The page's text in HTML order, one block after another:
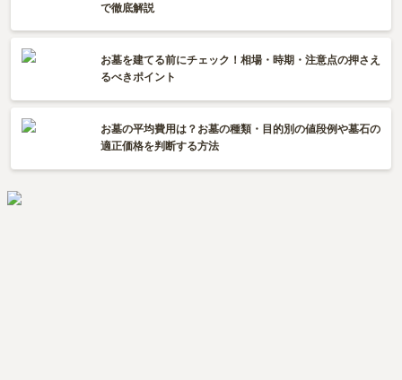
で徹底解説
お墓を建てる前にチェック！相場・時期・注意点の押さえ
るべきポイント
お墓の平均費用は？お墓の種類・目的別の値段例や墓石の
適正価格を判断する方法